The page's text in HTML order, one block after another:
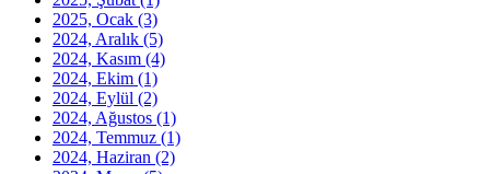
2025, Ocak (3)
2024, Aralık (5)
2024, Kasım (4)
2024, Ekim (1)
2024, Eylül (2)
2024, Ağustos (1)
2024, Temmuz (1)
2024, Haziran (2)